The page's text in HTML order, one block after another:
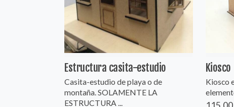
Estructura casita-estudio
Casita-estudio de playa o de
montaña. SOLAMENTE LA
ESTRUCTURA ...
Kiosco
Kiosco